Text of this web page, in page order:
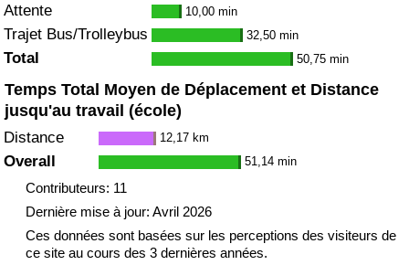
Attente 10,00 min
Trajet Bus/Trolleybus 32,50 min
Total 50,75 min
Temps Total Moyen de Déplacement et Distance
jusqu'au travail (école)
Distance 12,17 km
Overall 51,14 min
Contributeurs: 11
Dernière mise à jour: Avril 2026
Ces données sont basées sur les perceptions des visiteurs de
ce site au cours des 3 dernières années.